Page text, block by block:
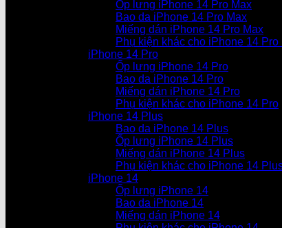
Ốp lưng iPhone 14 Pro Max
Bao da iPhone 14 Pro Max
Miếng dán iPhone 14 Pro Max
Phụ kiện khác cho iPhone 14 Pro
iPhone 14 Pro
Ốp lưng iPhone 14 Pro
Bao da iPhone 14 Pro
Miếng dán iPhone 14 Pro
Phụ kiện khác cho iPhone 14 Pro
iPhone 14 Plus
Bao da iPhone 14 Plus
Ốp lưng iPhone 14 Plus
Miếng dán iPhone 14 Plus
Phụ kiện khác cho iPhone 14
iPhone 14
Ốp lưng iPhone 14
Bao da iPhone 14
Miếng dán iPhone 14